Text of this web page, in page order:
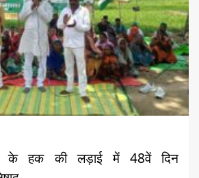
के हक की लड़ाई में 48वें दिन